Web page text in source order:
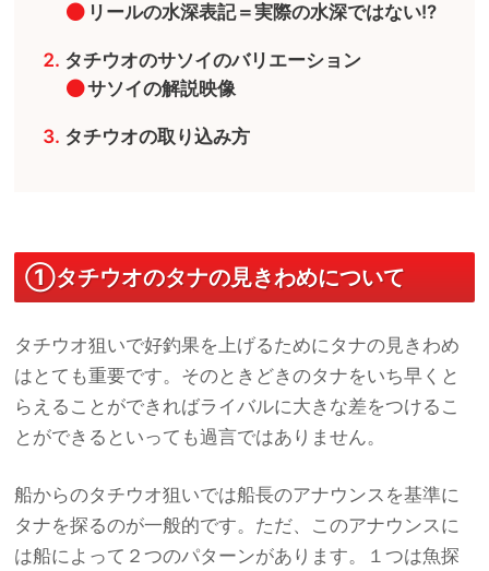
リールの水深表記＝実際の水深ではない!?
タチウオのサソイのバリエーション
サソイの解説映像
タチウオの取り込み方
①タチウオのタナの見きわめについて
タチウオ狙いで好釣果を上げるためにタナの見きわめ
はとても重要です。そのときどきのタナをいち早くと
らえることができればライバルに大きな差をつけるこ
とができるといっても過言ではありません。
船からのタチウオ狙いでは船長のアナウンスを基準に
タナを探るのが一般的です。ただ、このアナウンスに
は船によって２つのパターンがあります。１つは魚探